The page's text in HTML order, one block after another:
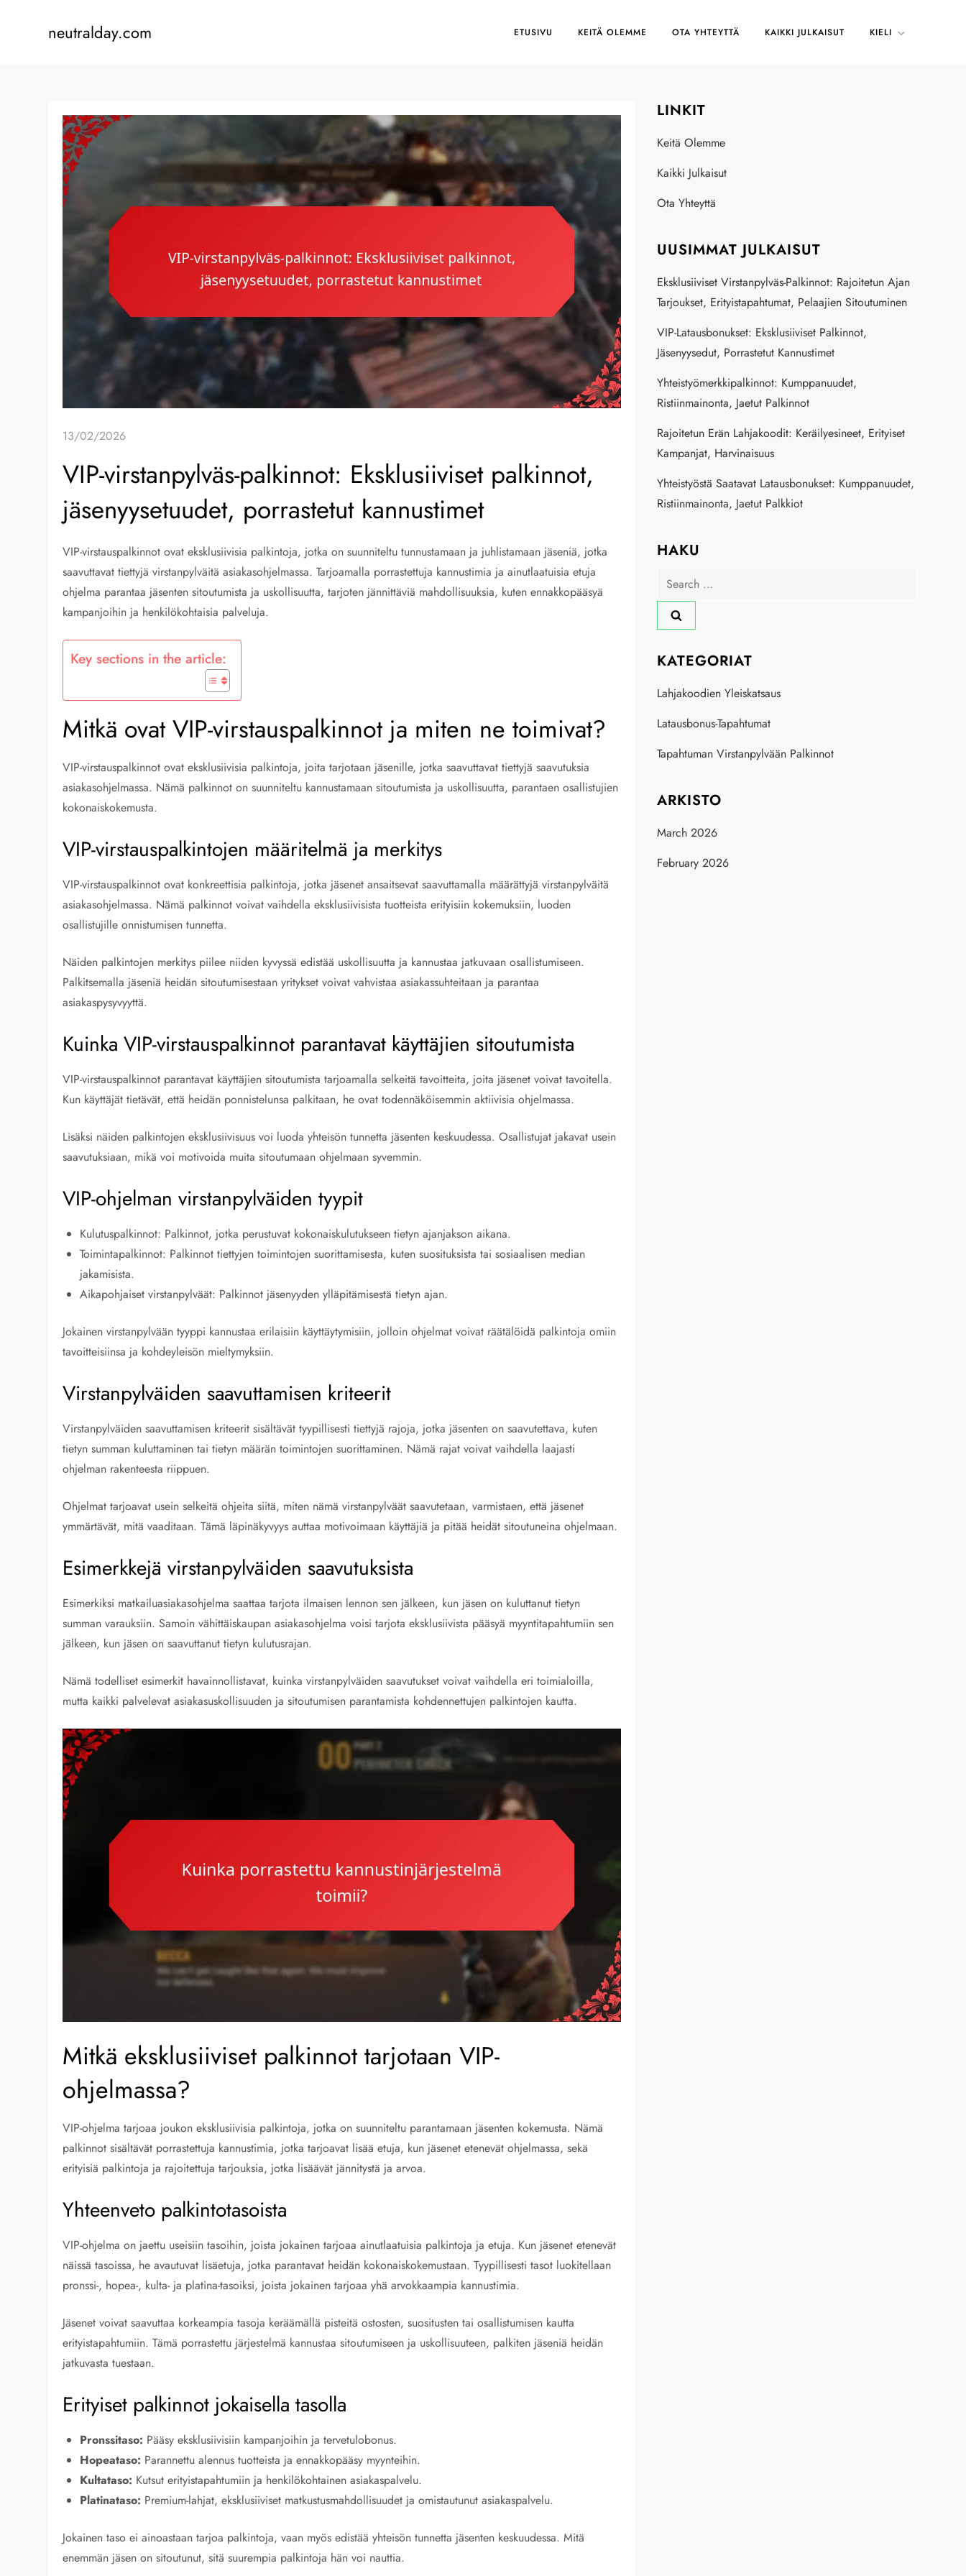
neutralday.com ETUSIVU KEITÄ OLEMME OTA YHTEYTTÄ KAIKKI JULKAISUT KIELI
13/02/2026
VIP-virstanpylväs-palkinnot: Eksklusiiviset palkinnot,
jäsenyysetuudet, porrastetut kannustimet
VIP-virstauspalkinnot ovat eksklusiivisia palkintoja, jotka on suunniteltu tunnustamaan ja juhlistamaan jäseniä, jotka
saavuttavat tiettyjä virstanpylväitä asiakasohjelmassa. Tarjoamalla porrastettuja kannustimia ja ainutlaatuisia etuja
ohjelma parantaa jäsenten sitoutumista ja uskollisuutta, tarjoten jännittäviä mahdollisuuksia, kuten ennakkopääsyä
kampanjoihin ja henkilökohtaisia palveluja.
Key sections in the article:
Mitkä ovat VIP-virstauspalkinnot ja miten ne toimivat?
VIP-virstauspalkinnot ovat eksklusiivisia palkintoja, joita tarjotaan jäsenille, jotka saavuttavat tiettyjä saavutuksia
asiakasohjelmassa. Nämä palkinnot on suunniteltu kannustamaan sitoutumista ja uskollisuutta, parantaen osallistujien
kokonaiskokemusta.
VIP-virstauspalkintojen määritelmä ja merkitys
VIP-virstauspalkinnot ovat konkreettisia palkintoja, jotka jäsenet ansaitsevat saavuttamalla määrättyjä virstanpylväitä
asiakasohjelmassa. Nämä palkinnot voivat vaihdella eksklusiivisista tuotteista erityisiin kokemuksiin, luoden
osallistujille onnistumisen tunnetta.
Näiden palkintojen merkitys piilee niiden kyvyssä edistää uskollisuutta ja kannustaa jatkuvaan osallistumiseen.
Palkitsemalla jäseniä heidän sitoutumisestaan yritykset voivat vahvistaa asiakassuhteitaan ja parantaa
asiakaspysyvyyttä.
Kuinka VIP-virstauspalkinnot parantavat käyttäjien sitoutumista
VIP-virstauspalkinnot parantavat käyttäjien sitoutumista tarjoamalla selkeitä tavoitteita, joita jäsenet voivat tavoitella.
Kun käyttäjät tietävät, että heidän ponnistelunsa palkitaan, he ovat todennäköisemmin aktiivisia ohjelmassa.
Lisäksi näiden palkintojen eksklusiivisuus voi luoda yhteisön tunnetta jäsenten keskuudessa. Osallistujat jakavat usein
saavutuksiaan, mikä voi motivoida muita sitoutumaan ohjelmaan syvemmin.
VIP-ohjelman virstanpylväiden tyypit
Kulutuspalkinnot: Palkinnot, jotka perustuvat kokonaiskulutukseen tietyn ajanjakson aikana.
Toimintapalkinnot: Palkinnot tiettyjen toimintojen suorittamisesta, kuten suosituksista tai sosiaalisen median
jakamisista.
Aikapohjaiset virstanpylväät: Palkinnot jäsenyyden ylläpitämisestä tietyn ajan.
Jokainen virstanpylvään tyyppi kannustaa erilaisiin käyttäytymisiin, jolloin ohjelmat voivat räätälöidä palkintoja omiin
tavoitteisiinsa ja kohdeyleisön mieltymyksiin.
Virstanpylväiden saavuttamisen kriteerit
Virstanpylväiden saavuttamisen kriteerit sisältävät tyypillisesti tiettyjä rajoja, jotka jäsenten on saavutettava, kuten
tietyn summan kuluttaminen tai tietyn määrän toimintojen suorittaminen. Nämä rajat voivat vaihdella laajasti
ohjelman rakenteesta riippuen.
Ohjelmat tarjoavat usein selkeitä ohjeita siitä, miten nämä virstanpylväät saavutetaan, varmistaen, että jäsenet
ymmärtävät, mitä vaaditaan. Tämä läpinäkyvyys auttaa motivoimaan käyttäjiä ja pitää heidät sitoutuneina ohjelmaan.
Esimerkkejä virstanpylväiden saavutuksista
Esimerkiksi matkailuasiakasohjelma saattaa tarjota ilmaisen lennon sen jälkeen, kun jäsen on kuluttanut tietyn
summan varauksiin. Samoin vähittäiskaupan asiakasohjelma voisi tarjota eksklusiivista pääsyä myyntitapahtumiin sen
jälkeen, kun jäsen on saavuttanut tietyn kulutusrajan.
Nämä todelliset esimerkit havainnollistavat, kuinka virstanpylväiden saavutukset voivat vaihdella eri toimialoilla,
mutta kaikki palvelevat asiakasuskollisuuden ja sitoutumisen parantamista kohdennettujen palkintojen kautta.
Mitkä eksklusiiviset palkinnot tarjotaan VIP-
ohjelmassa?
VIP-ohjelma tarjoaa joukon eksklusiivisia palkintoja, jotka on suunniteltu parantamaan jäsenten kokemusta. Nämä
palkinnot sisältävät porrastettuja kannustimia, jotka tarjoavat lisää etuja, kun jäsenet etenevät ohjelmassa, sekä
erityisiä palkintoja ja rajoitettuja tarjouksia, jotka lisäävät jännitystä ja arvoa.
Yhteenveto palkintotasoista
VIP-ohjelma on jaettu useisiin tasoihin, joista jokainen tarjoaa ainutlaatuisia palkintoja ja etuja. Kun jäsenet etenevät
näissä tasoissa, he avautuvat lisäetuja, jotka parantavat heidän kokonaiskokemustaan. Tyypillisesti tasot luokitellaan
pronssi-, hopea-, kulta- ja platina-tasoiksi, joista jokainen tarjoaa yhä arvokkaampia kannustimia.
Jäsenet voivat saavuttaa korkeampia tasoja keräämällä pisteitä ostosten, suositusten tai osallistumisen kautta
erityistapahtumiin. Tämä porrastettu järjestelmä kannustaa sitoutumiseen ja uskollisuuteen, palkiten jäseniä heidän
jatkuvasta tuestaan.
Erityiset palkinnot jokaisella tasolla
Pronssitaso: Pääsy eksklusiivisiin kampanjoihin ja tervetulobonus.
Hopeataso: Parannettu alennus tuotteista ja ennakkopääsy myynteihin.
Kultataso: Kutsut erityistapahtumiin ja henkilökohtainen asiakaspalvelu.
Platinataso: Premium-lahjat, eksklusiiviset matkustusmahdollisuudet ja omistautunut asiakaspalvelu.
Jokainen taso ei ainoastaan tarjoa palkintoja, vaan myös edistää yhteisön tunnetta jäsenten keskuudessa. Mitä
enemmän jäsen on sitoutunut, sitä suurempia palkintoja hän voi nauttia.
LINKIT
Keitä Olemme
Kaikki Julkaisut
Ota Yhteyttä
UUSIMMAT JULKAISUT
Eksklusiiviset Virstanpylväs-Palkinnot: Rajoitetun Ajan
Tarjoukset, Erityistapahtumat, Pelaajien Sitoutuminen
VIP-Latausbonukset: Eksklusiiviset Palkinnot,
Jäsenyysedut, Porrastetut Kannustimet
Yhteistyömerkkipalkinnot: Kumppanuudet,
Ristiinmainonta, Jaetut Palkinnot
Rajoitetun Erän Lahjakoodit: Keräilyesineet, Erityiset
Kampanjat, Harvinaisuus
Yhteistyöstä Saatavat Latausbonukset: Kumppanuudet,
Ristiinmainonta, Jaetut Palkkiot
HAKU
Search
for:
KATEGORIAT
Lahjakoodien Yleiskatsaus
Latausbonus-Tapahtumat
Tapahtuman Virstanpylvään Palkinnot
ARKISTO
March 2026
February 2026